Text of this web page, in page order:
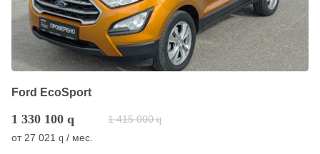
Ford EcoSport
1 330 100 q 1 415 000 q
от27 021 q / мес.